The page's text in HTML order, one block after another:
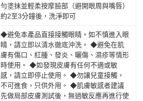
勻塗抹並輕柔按摩臉部（避開眼周與嘴唇）
約2至3分鐘後，洗淨即可
◆避免本產品直接接觸眼睛。如不慎進入眼
睛，請立即以清水徹底沖洗。 ◆避免在肌
膚有傷口、紅腫、發炎、曬傷、濕疹等情形
時使用。 ◆如發現皮膚有任何不適或敏
感，請立即停止使用。 ◆勿讓兒童接觸，
不可進食，只供外用。 ◆肌膚敏感者建議
先做局部皮膚測試後，無過敏反應再進行使